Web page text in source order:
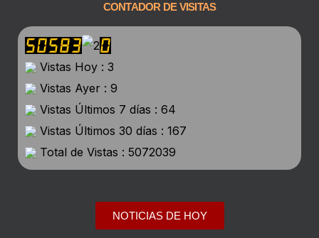
CONTADOR DE VISITAS
Vistas Hoy : 3
Vistas Ayer : 9
Vistas Últimos 7 días : 64
Vistas Últimos 30 días : 167
Total de Vistas : 5072039
NOTICIAS DE HOY